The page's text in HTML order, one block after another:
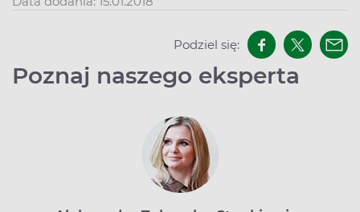
Podziel się:
Poznaj naszego eksperta